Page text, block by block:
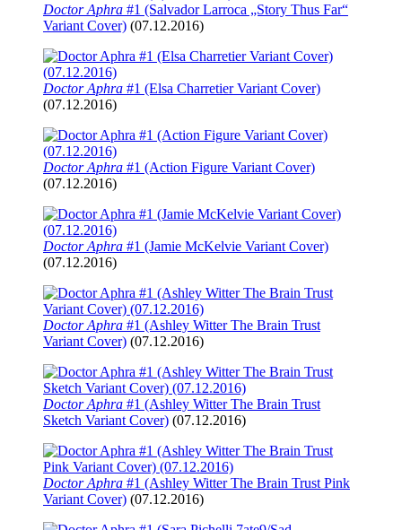
Doctor Aphra #1 (Salvador Larroca „Story Thus Far“
Variant Cover) (07.12.2016)
Doctor Aphra #1 (Elsa Charretier Variant Cover)
(07.12.2016)
Doctor Aphra #1 (Action Figure Variant Cover)
(07.12.2016)
Doctor Aphra #1 (Jamie McKelvie Variant Cover)
(07.12.2016)
Doctor Aphra #1 (Ashley Witter The Brain Trust
Variant Cover) (07.12.2016)
Doctor Aphra #1 (Ashley Witter The Brain Trust
Sketch Variant Cover) (07.12.2016)
Doctor Aphra #1 (Ashley Witter The Brain Trust Pink
Variant Cover) (07.12.2016)